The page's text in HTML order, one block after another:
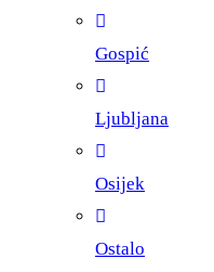
Gospić
Ljubljana
Osijek
Ostalo